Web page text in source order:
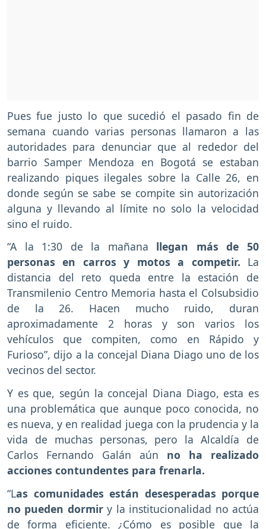
Pues fue justo lo que sucedió el pasado fin de
semana cuando varias personas llamaron a las
autoridades para denunciar que al rededor del
barrio Samper Mendoza en Bogotá se estaban
realizando piques ilegales sobre la Calle 26, en
donde según se sabe se compite sin autorización
alguna y llevando al límite no solo la velocidad
sino el ruido.
“A la 1:30 de la mañana llegan más de 50
personas en carros y motos a competir. La
distancia del reto queda entre la estación de
Transmilenio Centro Memoria hasta el Colsubsidio
de la 26. Hacen mucho ruido, duran
aproximadamente 2 horas y son varios los
vehículos que compiten, como en Rápido y
Furioso”, dijo a la concejal Diana Diago uno de los
vecinos del sector.
Y es que, según la concejal Diana Diago, esta es
una problemática que aunque poco conocida, no
es nueva, y en realidad juega con la prudencia y la
vida de muchas personas, pero la Alcaldía de
Carlos Fernando Galán aún no ha realizado
acciones contundentes para frenarla.
“Las comunidades están desesperadas porque
no pueden dormiry la institucionalidad no actúa
de forma eficiente. ¿Cómo es posible que la